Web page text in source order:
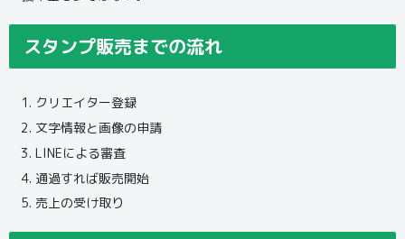
スタンプ販売までの流れ
クリエイター登録
文字情報と画像の申請
LINEによる審査
通過すれば販売開始
売上の受け取り